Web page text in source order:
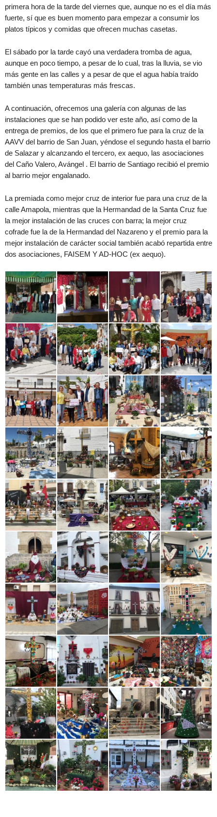
primera hora de la tarde del viernes que, aunque no es el día más
fuerte, sí que es buen momento para empezar a consumir los
platos típicos y comidas que ofrecen muchas casetas.
El sábado por la tarde cayó una verdadera tromba de agua,
aunque en poco tiempo, a pesar de lo cual, tras la lluvia, se vio
más gente en las calles y a pesar de que el agua había traído
también unas temperaturas más frescas.
A continuación, ofrecemos una galería con algunas de las
instalaciones que se han podido ver este año, así como de la
entrega de premios, de los que el primero fue para la cruz de la
AAVV del barrio de San Juan, yéndose el segundo hasta el barrio
de Salazar y alcanzando el tercero, ex aequo, las asociaciones
del Caño Valero, Avángel . El barrio de Santiago recibió el premio
al barrio mejor engalanado.
La premiada como mejor cruz de interior fue para una cruz de la
calle Amapola, mientras que la Hermandad de la Santa Cruz fue
la mejor instalación de las cruces con barra; la mejor cruz
cofrade fue la de la Hermandad del Nazareno y el premio para la
mejor instalación de carácter social también acabó repartida entre
dos asociaciones, FAISEM Y AD-HOC (ex aequo).